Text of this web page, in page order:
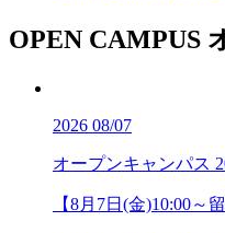
OPEN CAMPUS
2026 08/07
オープンキャンパス
【8月7日(金)10:00～